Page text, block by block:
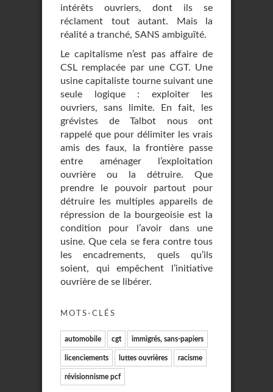
intérêts ouvriers, dont ils se
réclament tout autant. Mais la
réalité a tranché, SANS ambiguïté.
Le capitalisme n’est pas affaire de
CSL remplacée par une CGT. Une
usine capitaliste tourne suivant une
seule logique : exploiter les
ouvriers, sans limite. En fait, les
grévistes de Talbot nous ont
rappelé que pour délimiter les vrais
amis des faux, la frontière passe
entre aménager l’exploitation
ouvrière ou la détruire. Que
prendre le pouvoir partout pour
détruire les multiples appareils de
répression de la bourgeoisie est la
condition pour l’avoir dans une
usine. Que cela se fera contre tous
les encadrements, quels qu’ils
soient, qui empêchent l’initiative
ouvrière de se libérer.
MOTS-CLÉS
automobile cgt immigrés, sans-papiers
licenciements luttes ouvrières racisme
révisionnisme pcf